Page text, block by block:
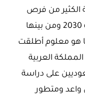
الكثير من فرص
العمل المختلفة ضمن مشاريع رؤية 2030 ومن بينها
هو معلوم أطلقت
اقتصاد المملكة العربية
على دراسة
ومتطور